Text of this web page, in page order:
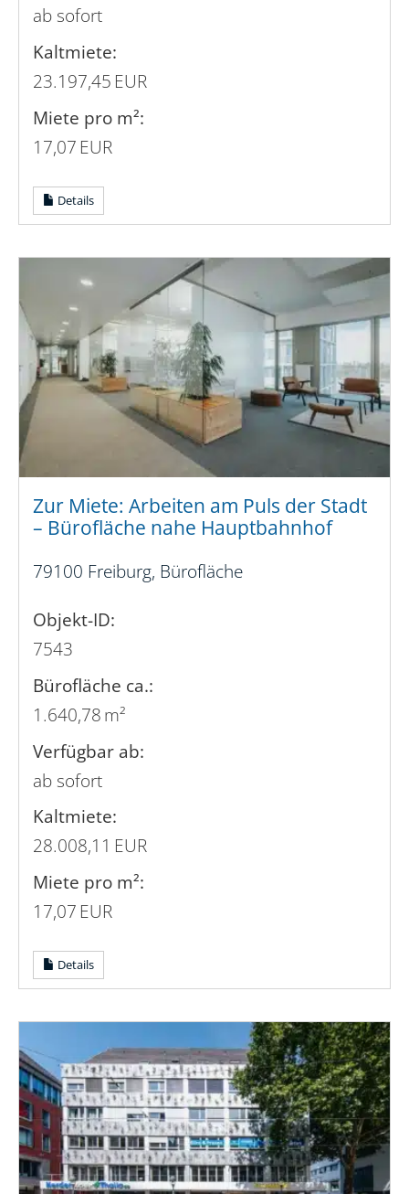
ab sofort
Kaltmiete:
23.197,45 EUR
Miete pro m²:
17,07 EUR
Details
Zur Miete: Arbeiten am Puls der Stadt
– Bürofläche nahe Hauptbahnhof
79100 Freiburg, Bürofläche
Objekt-ID:
7543
Bürofläche ca.:
1.640,78 m²
Verfügbar ab:
ab sofort
Kaltmiete:
28.008,11 EUR
Miete pro m²:
17,07 EUR
Details